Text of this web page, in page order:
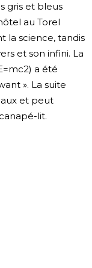
gris et bleus
au Torel
la science, tandis
et son infini. La
a été
». La suite
et peut
lit.